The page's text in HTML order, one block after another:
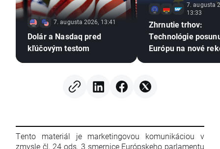
7. augusta 2026, 13:41
Dolár a Nasdaq pred
kľúčovým testom
7. augusta
13:33
Zhrnutie trhov:
Technológie
Európu na nové
stagnujúcemu
Tento materiál je marketingovou komunikáciou v
zmysle čl. 24 ods. 3 smernice Európskeho parlamentu